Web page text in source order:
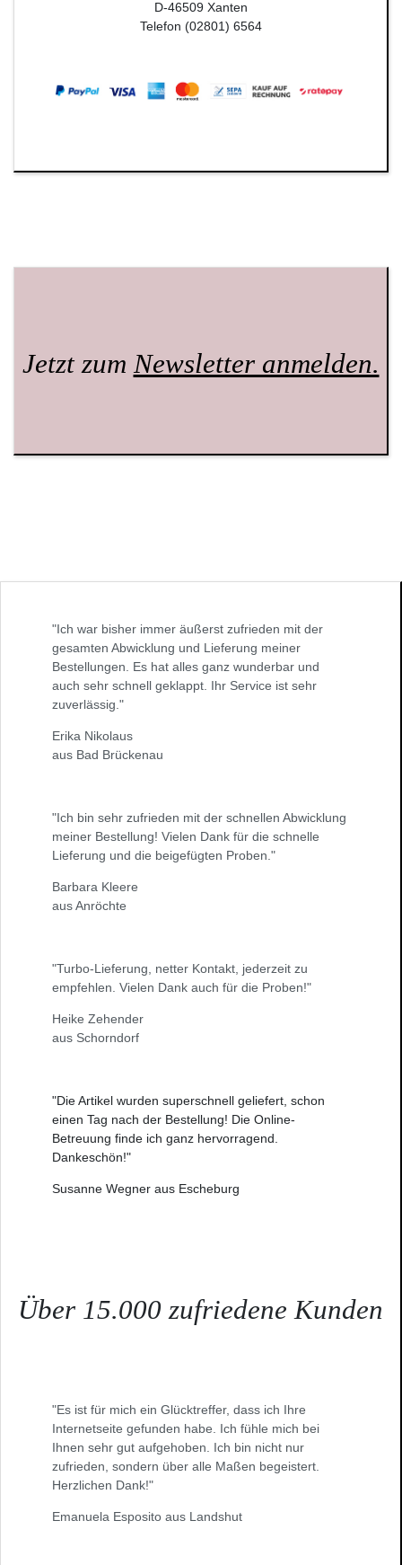
D-46509 Xanten
Telefon (02801) 6564
Jetzt zumNewsletter anmelden.
"Ich war bisher immer äußerst zufrieden mit der
gesamten Abwicklung und Lieferung meiner
Bestellungen. Es hat alles ganz wunderbar und
auch sehr schnell geklappt. Ihr Service ist sehr
zuverlässig."
Erika Nikolaus
aus Bad Brückenau
"Ich bin sehr zufrieden mit der schnellen Abwicklung
meiner Bestellung! Vielen Dank für die schnelle
Lieferung und die beigefügten Proben."
Barbara Kleere
aus Anröchte
"Turbo-Lieferung, netter Kontakt, jederzeit zu
empfehlen. Vielen Dank auch für die Proben!"
Heike Zehender
aus Schorndorf
"Die Artikel wurden superschnell geliefert, schon
einen Tag nach der Bestellung! Die Online-
Betreuung finde ich ganz hervorragend.
Dankeschön!"
Susanne Wegner aus Escheburg
Über 15.000 zufriedene Kunden
"Es ist für mich ein Glücktreffer, dass ich Ihre
Internetseite gefunden habe. Ich fühle mich bei
Ihnen sehr gut aufgehoben. Ich bin nicht nur
zufrieden, sondern über alle Maßen begeistert.
Herzlichen Dank!"
Emanuela Esposito aus Landshut